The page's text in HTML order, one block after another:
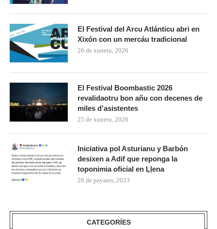
El Festival del Arcu Atlánticu abri en
Xixón con un mercáu tradicional
26 de xunetu, 2026
El Festival Boombastic 2026
revalidaotru bon añu con decenes de
miles d’asistentes
25 de xunetu, 2026
Iniciativa pol Asturianu y Barbón
desixen a Adif que reponga la
toponimia oficial en Ḷḷena
28 de payares, 2023
CATEGORÍES